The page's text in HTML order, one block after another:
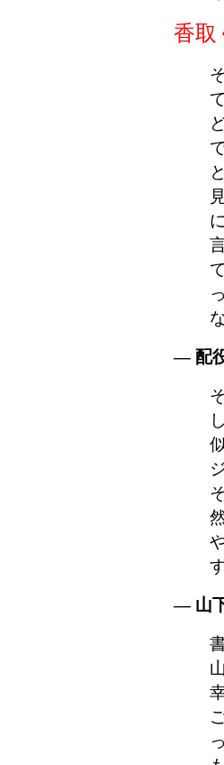
香取
― 配
― 山